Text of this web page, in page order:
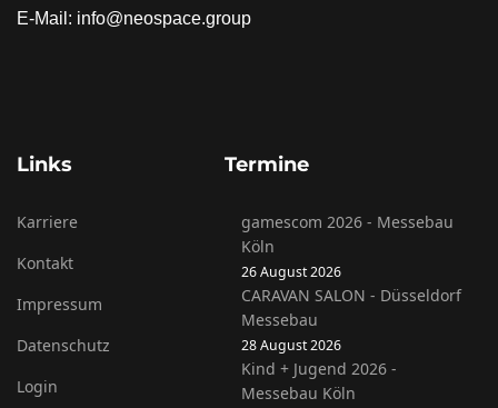
E-Mail: info@neospace.group
Links
Karriere
Kontakt
Impressum
Datenschutz
Login
Termine
gamescom 2026 - Messebau
Köln
26 August 2026
CARAVAN SALON - Düsseldorf
Messebau
28 August 2026
Kind + Jugend 2026 -
Messebau Köln